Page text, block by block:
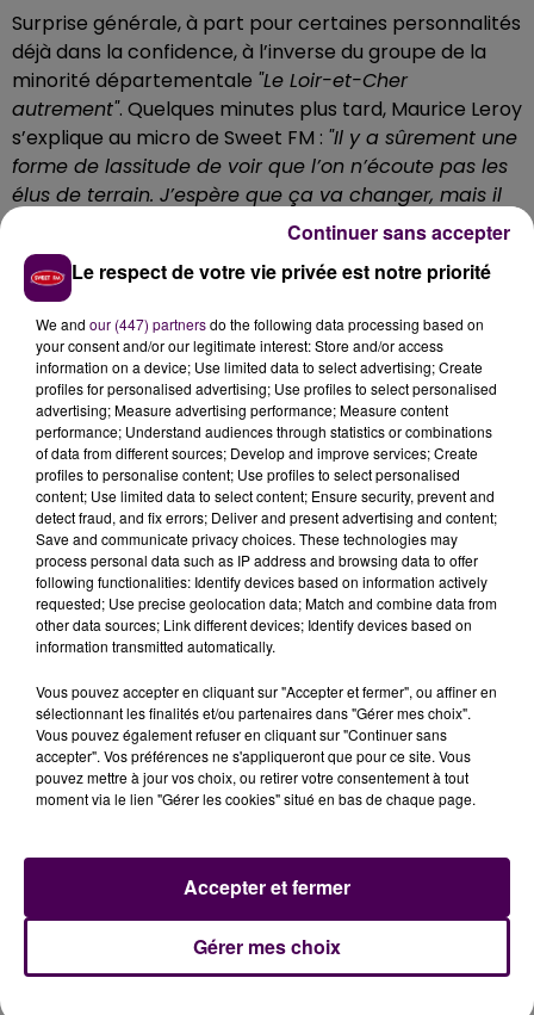
Surprise générale, à part pour certaines personnalités
déjà dans la confidence, à l’inverse du groupe de la
minorité départementale "Le Loir-et-Cher
autrement". Quelques minutes plus tard, Maurice Leroy
s’explique au micro de Sweet FM : "Il y a sûrement une
forme de lassitude de voir que l’on n’écoute pas les
élus de terrain. J’espère que ça va changer, mais il
aura fallu ce mouvement social très fort pour que le
pouvoir actuel entende enfin les choses".
"Ce
n’est plus l’Assemblée comme je l’aime ! Bien sûr, il y
a les joutes politiques, mais je vois de plus en plus
d’élus hors-sol, qui n’incarnent pas un territoire, et ce
n’est pas ma façon d’être !".
"Pas un nouveau monde, mais un autre monde"
De fait, Maurice Leroy s’apprête aussi à quitter ses
fonctions de vice-président de l’Assemblée nationale,
un poste qu’il aura occupé à trois reprises en 21 ans de
fonctions parlementaires. Il quittera aussi sa fonction
de porte-parole de l’UDI, vraisemblablement au 15
décembre lors du congrès du parti présidé par Jean-
Christophe Lagarde. Maurice Leroy qui, on l’a vu, reste
au Conseil départemental de Loir-et-Cher avec une
professionnel ?"Je ne peux pas encore en parler, je
suis en train de négocier mon contrat de travail".
attendant, son suppléant Pascal Brindeau -actuel
maire de Vendôme- s’apprête à le remplacer sur les
Ville en charge du Grand-Paris.
Le respect de votre vie privée est notre priorité
We and our (447) partnersdo the following data processing based on
your consent and/or our legitimate interest: Store and/or access
information on a device; Use limited data to select advertising; Create
profiles for personalised advertising; Use profiles to select personalised
advertising; Measure advertising performance; Measure content
performance; Understand audiences through statistics or combinations
of data from different sources; Develop and improve services; Create
profiles to personalise content; Use profiles to select personalised
content; Use limited data to select content; Ensure security, prevent and
detect fraud, and fix errors; Deliver and present advertising and content;
Save and communicate privacy choices. These technologies may
process personal data such as IP address and browsing data to offer
following functionalities: Identify devices based on information actively
requested; Use precise geolocation data; Match and combine data from
other data sources; Link different devices; Identify devices based on
information transmitted automatically.
Vous pouvez accepter en cliquant sur "Accepter et fermer", ou affiner en
sélectionnant les finalités et/ou partenaires dans "Gérer mes choix".
Vous pouvez également refuser en cliquant sur "Continuer sans
accepter". Vos préférences ne s'appliqueront que pour ce site. Vous
pouvez mettre à jour vos choix, ou retirer votre consentement à tout
moment via le lien "Gérer les cookies" situé en bas de chaque page.
Gérer mes choix
Accepter et fermer
Continuer sans accepter